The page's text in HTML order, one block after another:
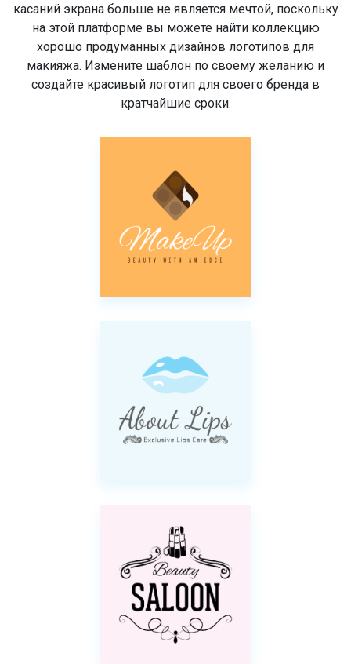
касаний экрана больше не является мечтой, поскольку
на этой платформе вы можете найти коллекцию
хорошо продуманных дизайнов логотипов для
макияжа. Измените шаблон по своему желанию и
создайте красивый логотип для своего бренда в
кратчайшие сроки.